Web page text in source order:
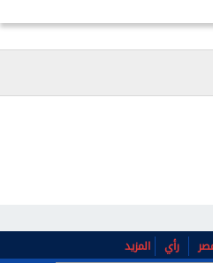
الهجومي بعناصر جديدة
الصيفي.
مع باريس سان جيرمان
رأي المزيد